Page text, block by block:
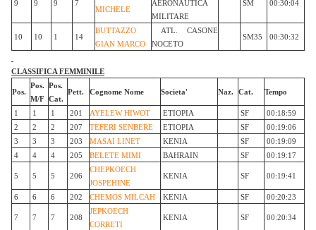
9 9 9 7
MICHELE
AERONAUTICA
MILITARE
SM 00:30:04
10 10 1 14
BUTTAZZO
GIAN MARCO
ATL. CASONE
NOCETO
SM35 00:30:32
CLASSIFICA FEMMINILE
Pos.
Pos.
M/F
Pos.
Cat.
Pett. Cognome Nome Societa' Naz. Cat. Tempo
1 1 1 201 AYELEW HIWOT ETIOPIA SF
00:18:59
2
2 2 207 TEFERI SENBERE ETIOPIA SF
00:19:06
3
3 3 203 MASAI LINET KENIA SF
00:19:09
4
4 4 205 BELETE MIMI BAHRAIN SF 00:19:17
5 5 5 206
CHEPKOECH
JOSPEHINE
KENIA SF 00:19:41
6 6 6 202 CHEMOS MILCAH KENIA SF 00:20:23
7 7 7 208
JEPKOECH
CORRETI
KENIA SF 00:20:34